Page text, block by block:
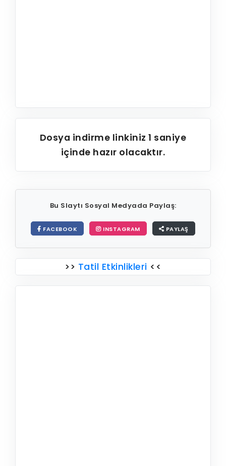
Dosya indirme linkiniz1 saniye
içinde hazır olacaktır.
Bu Slaytı Sosyal Medyada Paylaş:
FACEBOOK INSTAGRAM PAYLAŞ
>> Tatil Etkinlikleri <<